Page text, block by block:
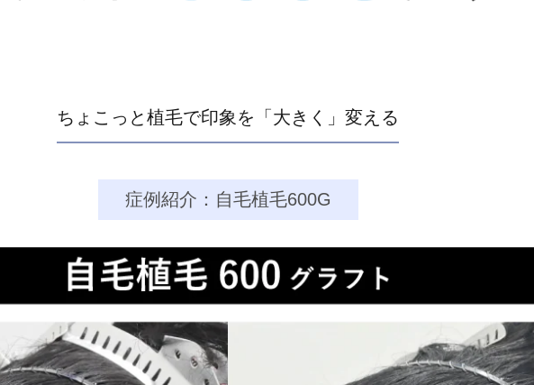
ちょこっと植毛で印象を「大きく」変える
症例紹介：自毛植毛600G